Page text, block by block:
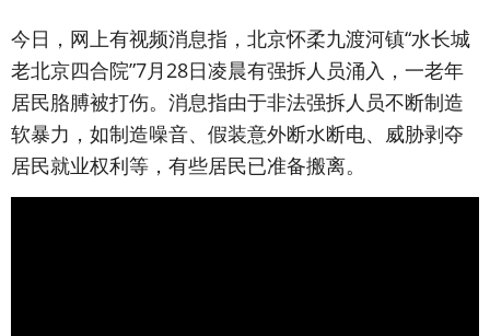
今日，网上有视频消息指，北京怀柔九渡河镇“水长城
老北京四合院”7月28日凌晨有强拆人员涌入，一老年
居民胳膊被打伤。消息指由于非法强拆人员不断制造
软暴力，如制造噪音、假装意外断水断电、威胁剥夺
居民就业权利等，有些居民已准备搬离。